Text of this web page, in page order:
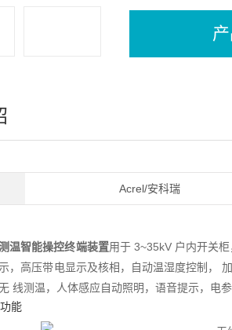
Acrel/安科瑞
温智能操控终端装置用于 3~35kV 户内开关
，高压带电显示及核相，自动温湿度控制，
线测温，人体感应自动照明，语音提示，电
能